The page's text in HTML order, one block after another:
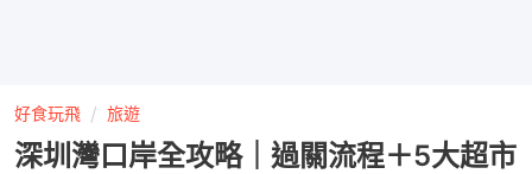
好食玩飛 旅遊
深圳灣口岸全攻略｜過關流程＋5大超市